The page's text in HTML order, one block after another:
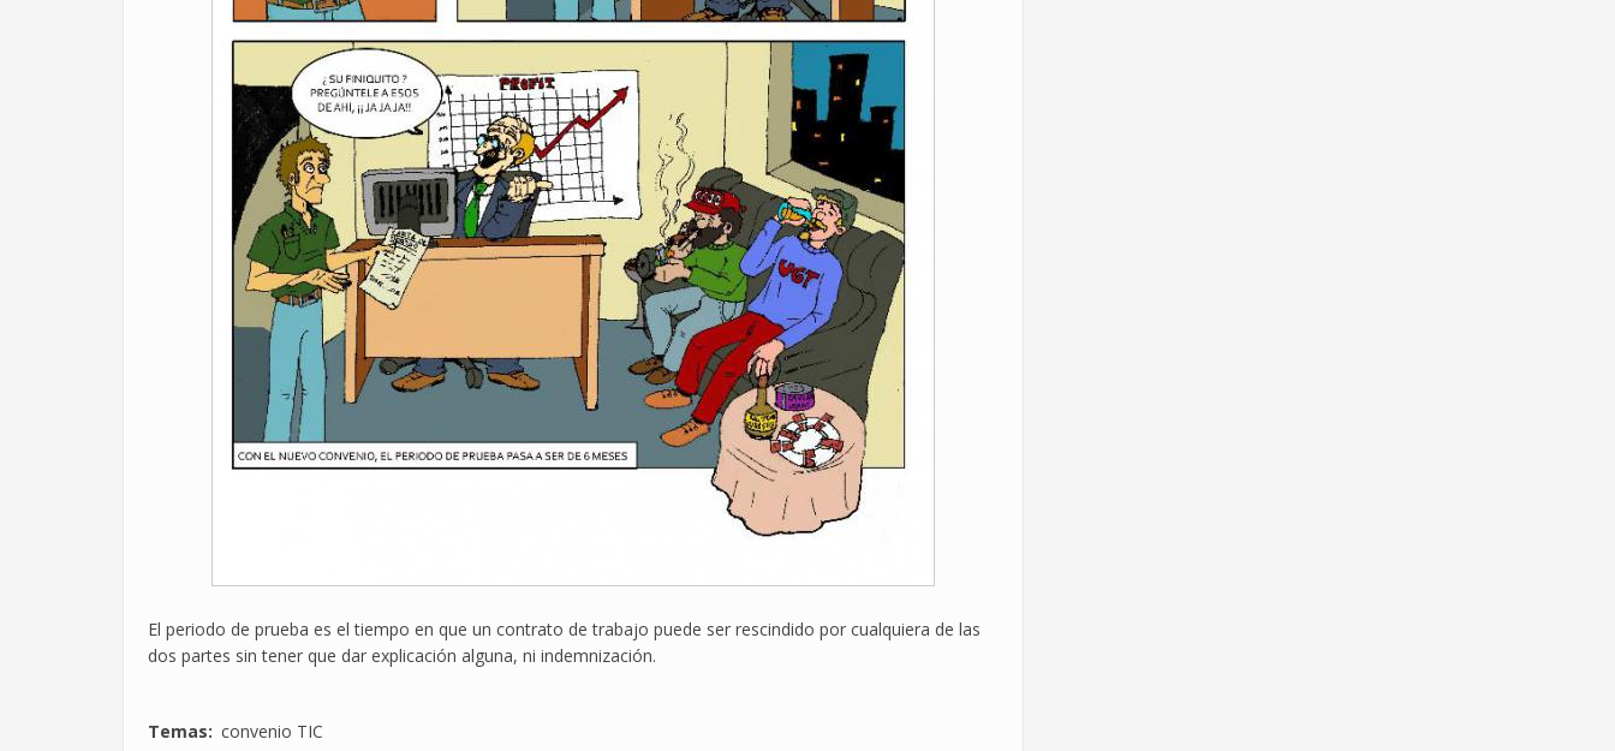
El periodo de prueba es el tiempo en que un contrato de trabajo puede ser rescindido por cualquiera de las
dos partes sin tener que dar explicación alguna, ni indemnización.
Temas
convenio TIC